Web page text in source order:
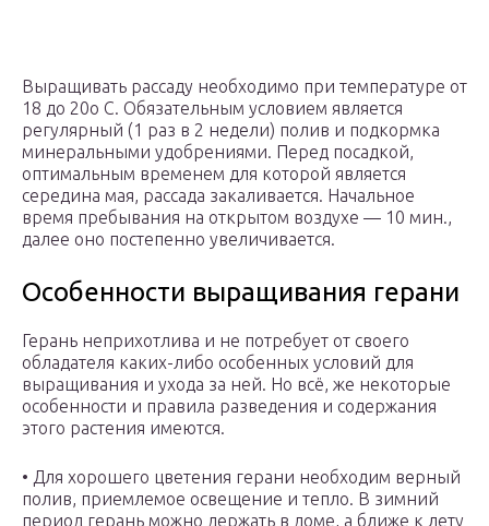
Выращивать рассаду необходимо при температуре от
18 до 20о С. Обязательным условием является
регулярный (1 раз в 2 недели) полив и подкормка
минеральными удобрениями. Перед посадкой,
оптимальным временем для которой является
середина мая, рассада закаливается. Начальное
время пребывания на открытом воздухе — 10 мин.,
далее оно постепенно увеличивается.
Особенности выращивания герани
Герань неприхотлива и не потребует от своего
обладателя каких-либо особенных условий для
выращивания и ухода за ней. Но всё, же некоторые
особенности и правила разведения и содержания
этого растения имеются.
• Для хорошего цветения герани необходим верный
полив, приемлемое освещение и тепло. В зимний
период герань можно держать в доме, а ближе к лету